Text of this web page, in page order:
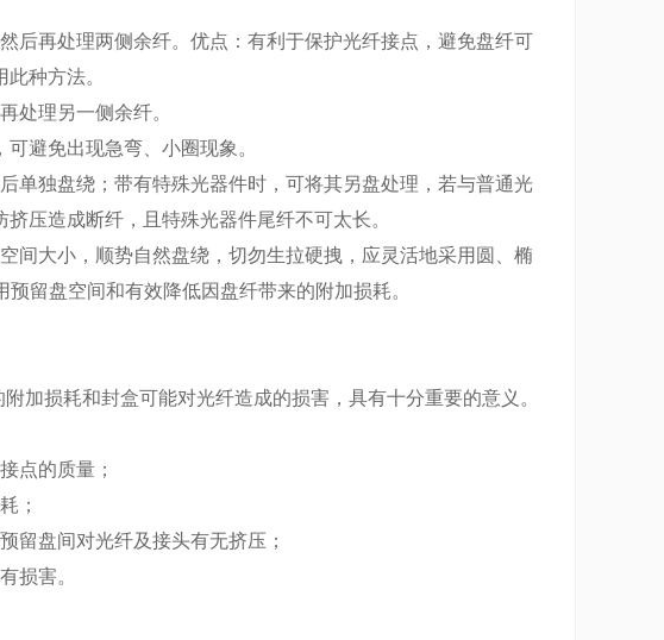
再处理两侧余纤。优点：有利于保护光纤接点，避免盘纤可
种方法。
理另一侧余纤。
避免出现急弯、小圈现象。
独盘绕；带有特殊光器件时，可将其另盘处理，若与普通光
压造成断纤，且特殊光器件尾纤不可太长。
大小，顺势自然盘绕，切勿生拉硬拽，应灵活地采用圆、椭
留盘空间和有效降低因盘纤带来的附加损耗。
损耗和封盒可能对光纤造成的损害，具有十分重要的意义。
点的质量；
；
盘间对光纤及接头有无挤压；
损害。